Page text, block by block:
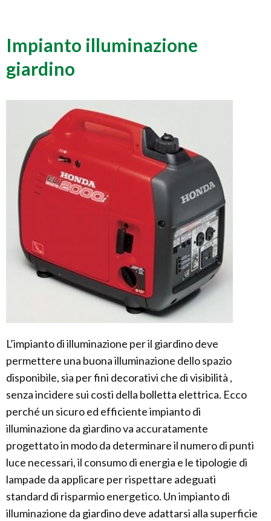
Impianto illuminazione
giardino
L’impianto di illuminazione per il giardino deve
permettere una buona illuminazione dello spazio
disponibile, sia per fini decorativi che di visibilità ,
senza incidere sui costi della bolletta elettrica. Ecco
perché un sicuro ed efficiente impianto di
illuminazione da giardino va accuratamente
progettato in modo da determinare il numero di punti
luce necessari, il consumo di energia e le tipologie di
lampade da applicare per rispettare adeguati
standard di risparmio energetico. Un impianto di
illuminazione da giardino deve adattarsi alla superficie